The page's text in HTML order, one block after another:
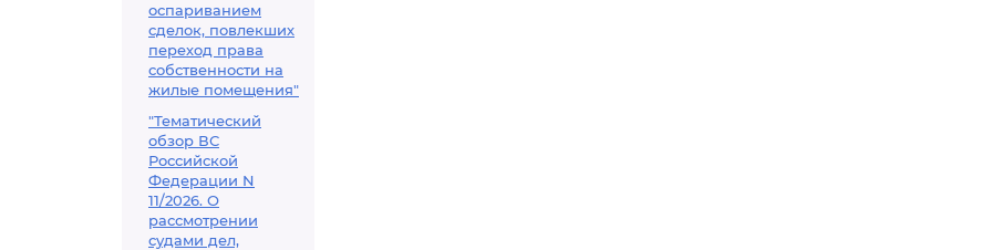
оспариванием
сделок, повлекших
переход права
собственности на
жилые помещения"
"Тематический
обзор ВС
Российской
Федерации N
11/2026. О
рассмотрении
судами дел,